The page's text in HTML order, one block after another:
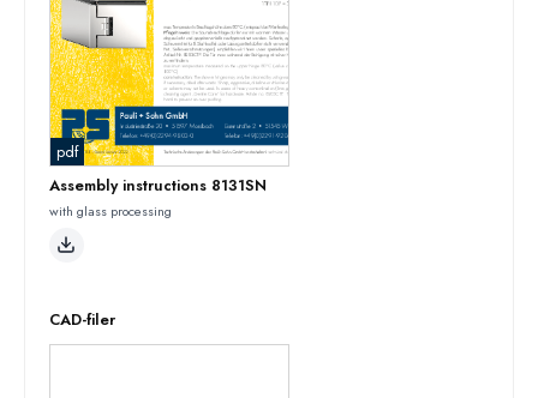
pdf
Assembly instructions 8131SN
with glass processing
CAD-filer